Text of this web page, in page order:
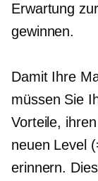
Erwartung
gewinnen.
Damit Ihre
müssen Sie
Vorteile,
neuen Level
erinnern.